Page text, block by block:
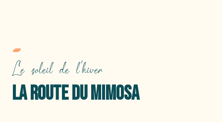
Le soleil de l'hiver
LA ROUTE DU MIMOSA